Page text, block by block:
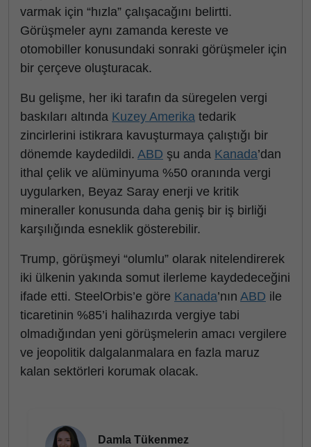
varmak için “hızla” çalışacağını belirtti.
Görüşmeler aynı zamanda kereste ve
otomobiller konusundaki sonraki görüşmeler için
bir çerçeve oluşturacak.
Bu gelişme, her iki tarafın da süregelen vergi
baskıları altında Kuzey Amerika tedarik
zincirlerini istikrara kavuşturmaya çalıştığı bir
dönemde kaydedildi. ABD şu anda Kanada’dan
ithal çelik ve alüminyuma %50 oranında vergi
uygularken, Beyaz Saray enerji ve kritik
mineraller konusunda daha geniş bir iş birliği
karşılığında esneklik gösterebilir.
Trump, görüşmeyi “olumlu” olarak nitelendirerek
iki ülkenin yakında somut ilerleme kaydedeceğini
ifade etti. SteelOrbis’e göre Kanada’nın ABD ile
ticaretinin %85’i halihazırda vergiye tabi
olmadığından yeni görüşmelerin amacı vergilere
ve jeopolitik dalgalanmalara en fazla maruz
kalan sektörleri korumak olacak.
Damla Tükenmez